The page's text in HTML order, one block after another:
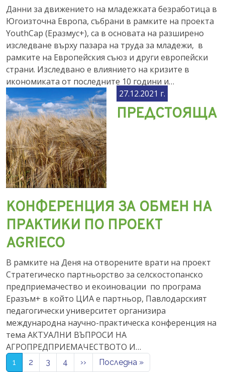
Данни за движението на младежката безработица в
Югоизточна Европа, събрани в рамките на проекта
YouthCap (Еразмус+), са в основата на разширено
изследване върху пазара на труда за младежи, в
рамките на Европейския съюз и други европейски
страни. Изследвано е влиянието на кризите в
икономиката от последните 10 години и…
27.12.2021 г.
ПРЕДСТОЯЩА
КОНФЕРЕНЦИЯ ЗА ОБМЕН НА
ПРАКТИКИ ПО ПРОЕКТ
AGRIECO
В рамките на Деня на отворените врати на проект
Стратегическо партньорство за селскостопанско
предприемачество и екоиновации по програма
Еразъм+ в който ЦИА е партньор, Павлодарският
педагогически университет организира
международна научно-практическа конференция на
тема АКТУАЛНИ ВЪПРОСИ НА
АГРОПРЕДПРИЕМАЧЕСТВОТО И…
Pagination
1 2 3 4 ›› Next page
Последна »Last page